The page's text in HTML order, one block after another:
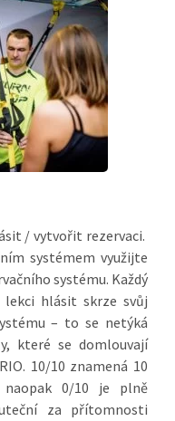
/ vytvořit rezervaci.
systémem využijte
systému. Každý
lekci hlásit skrze svůj
– to se netýká
které se domlouvají
10/10 znamená 10
0/10 je plně
za přítomnosti